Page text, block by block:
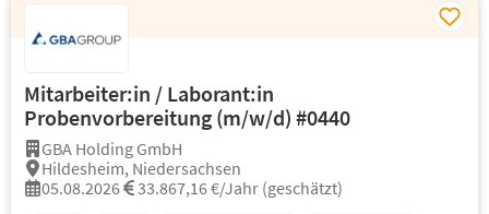
Mitarbeiter:in / Laborant:in
Probenvorbereitung (m/w/d) #0440
GBA Holding GmbH
Hildesheim, Niedersachsen
05.08.2026
33.867,16 €/Jahr (geschätzt)